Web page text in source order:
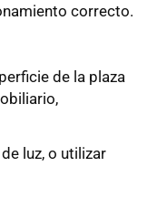
correcto.
de la plaza
luz, o utilizar